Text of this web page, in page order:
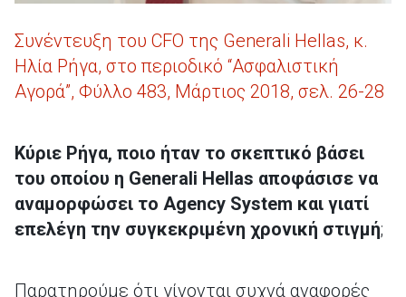
Συνέντευξη του CFO της Generali Hellas, κ.
Ηλία Ρήγα, στο περιοδικό “Ασφαλιστική
Αγορά”, Φύλλο 483, Μάρτιος 2018, σελ. 26-28
Κύριε Ρήγα, ποιο ήταν το σκεπτικό βάσει
του οποίου η Generali Hellas αποφάσισε να
αναμορφώσει το Agency System και γιατί
επελέγη την συγκεκριμένη χρονική στιγμή;
Παρατηρούμε ότι γίνονται συχνά αναφορές